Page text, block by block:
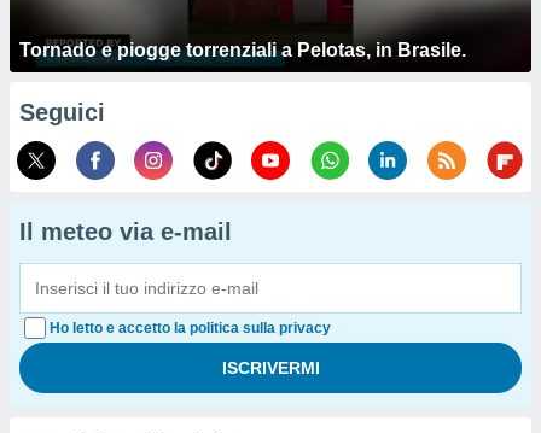
Tornado e piogge torrenziali a Pelotas, in Brasile.
Seguici
Il meteo via e-mail
Ho letto e accetto la politica sulla privacy